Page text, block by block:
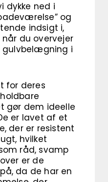
dykke ned i
og
indsigt i,
du overvejer
gulvbelægning i
for deres
gør dem ideelle
er lavet af et
der er resistent
hvilket
råd, svamp
er de
da de har en